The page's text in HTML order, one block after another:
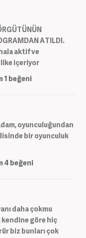
ATILDI.
aktif ve
içeriyor
1 beğeni
oyunculuğundan
bir oyunculuk
4 beğeni
daha çokmu
göre hiç
biz bunları çok